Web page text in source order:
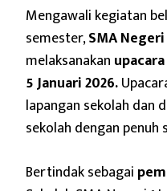
Mengawali kegiatan
semester,SMA
melaksanakan
5 Januari 2026.
lapangan sekolah dan
sekolah dengan penuh
Bertindak sebagai